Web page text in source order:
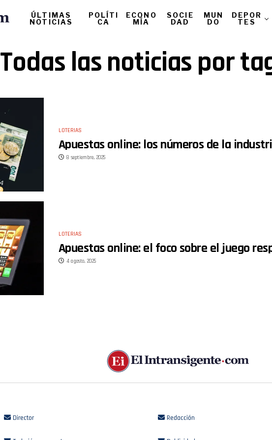
ÚLTIMAS
NOTICIAS
POLÍTI
CA
ECONO
MÍA
SOCIE
DAD
MUN
DO
DEPOR
TES
Todas las noticias por
LOTERIAS
Apuestas online: los números de la
8 septiembre, 2025
LOTERIAS
Apuestas online: el foco sobre el juego
4 agosto, 2025
Director Redacción